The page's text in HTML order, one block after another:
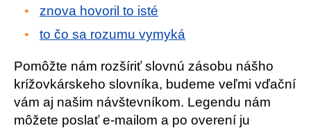
znova hovoril to isté
to čo sa rozumu vymyká
Pomôžte nám rozšíriť slovnú zásobu nášho
krížovkárskeho slovníka, budeme veľmi vďační
vám aj našim návštevníkom. Legendu nám
môžete poslať e-mailom a po overení ju